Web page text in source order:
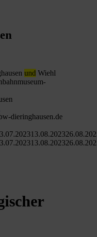
und Wiehl
dieringhausen.de